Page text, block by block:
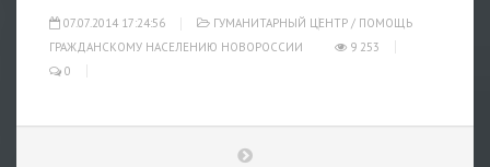
07.07.2014 17:24:56 ГУМАНИТАРНЫЙ ЦЕНТР / ПОМОЩЬ
ГРАЖДАНСКОМУ НАСЕЛЕНИЮ НОВОРОССИИ
9 253
0